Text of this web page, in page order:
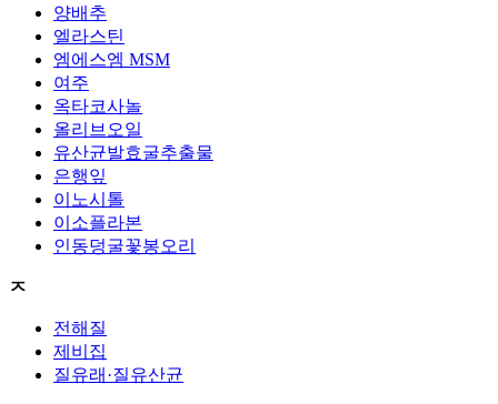
양배추
엘라스틴
엠에스엠 MSM
여주
옥타코사놀
올리브오일
유산균발효굴추출물
은행잎
이노시톨
이소플라본
인동덩굴꽃봉오리
ㅈ
전해질
제비집
질유래·질유산균